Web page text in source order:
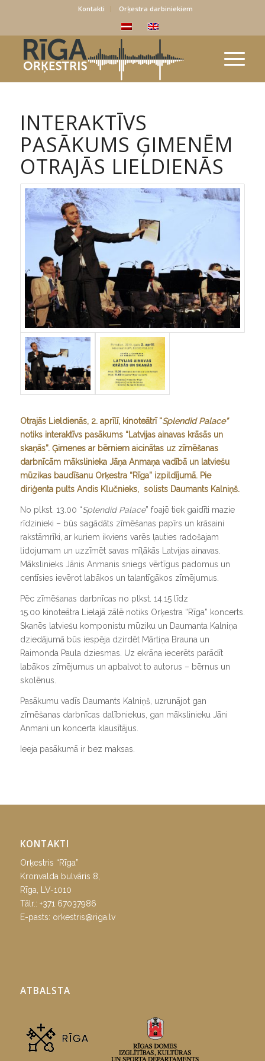
Kontakti Orķestra darbiniekiem
INTERAKTĪVS
PASĀKUMS ĢIMENĒM
OTRAJĀS LIELDIENĀS
Otrajās Lieldienās, 2. aprīlī, kinoteātrī “Splendid Palace”
notiks interaktīvs pasākums “Latvijas ainavas krāsās un
skaņās”. Ģimenes ar bērniem aicinātas uz zīmēšanas
darbnīcām mākslinieka Jāņa Anmaņa vadībā un latviešu
mūzikas baudīšanu Orķestra “Rīga” izpildījumā. Pie
diriģenta pults Andis Klučnieks, solists Daumants Kalniņš.
No plkst. 13.00 “Splendid Palace” foajē tiek gaidīti mazie
rīdzinieki – būs sagādāts zīmēšanas papīrs un krāsaini
rakstāmrīki, ar kuriem ikviens varēs ļauties radošajam
lidojumam un uzzīmēt savas mīļākās Latvijas ainavas.
Mākslinieks Jānis Anmanis sniegs vērtīgus padomus un
centīsies ievērot labākos un talantīgākos zīmējumus.
Pēc zīmēšanas darbnīcas no plkst. 14.15 līdz
15.00 kinoteātra Lielajā zālē notiks Orķestra “Rīga” koncerts.
Skanēs latviešu komponistu mūziku un Daumanta Kalniņa
dziedājumā būs iespēja dzirdēt Mārtiņa Brauna un
Raimonda Paula dziesmas. Uz ekrāna iecerēts parādīt
labākos zīmējumus un apbalvot to autorus – bērnus un
skolēnus.
Pasākumu vadīs Daumants Kalniņš, uzrunājot gan
zīmēšanas darbnīcas dalībniekus, gan mākslinieku Jāni
Anmani un koncerta klausītājus.
Ieeja pasākumā ir bez maksas.
KONTAKTI
Orķestris “Rīga”
Kronvalda bulvāris 8,
Rīga, LV-1010
Tālr.: +371 67037986
E-pasts: orkestris@riga.lv
ATBALSTA